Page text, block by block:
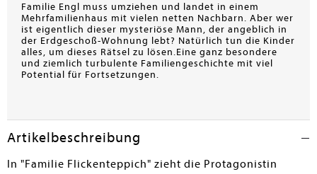
Familie Engl muss umziehen und landet in einem
Mehrfamilienhaus mit vielen netten Nachbarn. Aber wer
ist eigentlich dieser mysteriöse Mann, der angeblich in
der Erdgeschoß-Wohnung lebt? Natürlich tun die Kinder
alles, um dieses Rätsel zu lösen.Eine ganz besondere
und ziemlich turbulente Familiengeschichte mit viel
Potential für Fortsetzungen.
Artikelbeschreibung
In "Familie Flickenteppich" zieht die Protagonistin